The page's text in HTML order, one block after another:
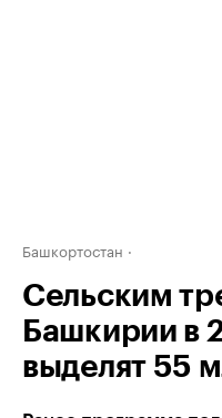
Башкортостан
Сельским
Башкирии в
выделят 55